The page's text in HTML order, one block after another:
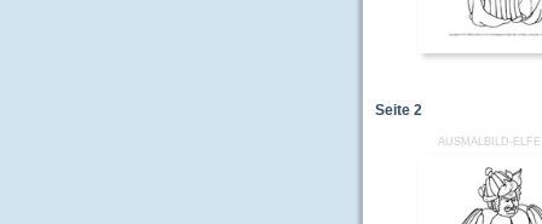
Seite 2
AUSMALBILD-